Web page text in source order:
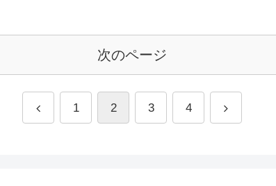
次のページ
1 2 3 4